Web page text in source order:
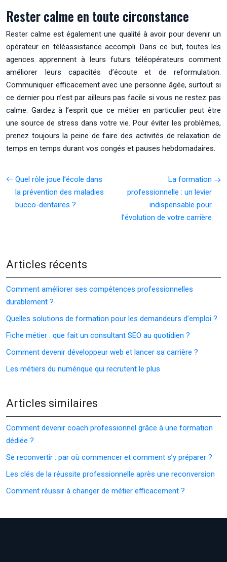
Rester calme en toute circonstance
Rester calme est également une qualité à avoir pour devenir un
opérateur en téléassistance accompli. Dans ce but, toutes les
agences apprennent à leurs futurs téléopérateurs comment
améliorer leurs capacités d’écoute et de reformulation.
Communiquer efficacement avec une personne âgée, surtout si
ce dernier pou n’est par ailleurs pas facile si vous ne restez pas
calme. Gardez à l’esprit que ce métier en particulier peut être
une source de stress dans votre vie. Pour éviter les problèmes,
prenez toujours la peine de faire des activités de relaxation de
temps en temps durant vos congés et pauses hebdomadaires.
Quel rôle joue l’école dans
la prévention des maladies
bucco-dentaires ?
La formation
professionnelle : un levier
indispensable pour
l’évolution de votre carrière
Articles récents
Comment améliorer ses compétences professionnelles
durablement ?
Quelles solutions de formation pour les demandeurs d’emploi ?
Fiche métier : que fait un consultant SEO au quotidien ?
Comment devenir développeur web et lancer sa carrière ?
Les métiers du numérique qui recrutent le plus
Articles similaires
Comment devenir coach professionnel grâce à une formation
dédiée ?
Se reconvertir : par où commencer et comment s’y préparer ?
Les clés de la réussite professionnelle après une reconversion
Comment réussir à changer de métier efficacement ?